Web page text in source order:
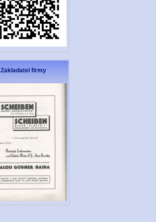
Zakladatel firmy